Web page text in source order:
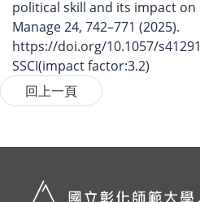
political skill and its impact
Manage 24, 742–771 (2025).
https://doi.org/10.1057/
SSCI(impact factor:3.2)